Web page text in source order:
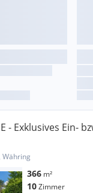
- Exklusives Ein-
Währing
366 m²
10Zimmer